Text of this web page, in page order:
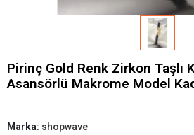
Pirinç Gold Renk Zirkon Taşlı
Asansörlü Makrome Model
Marka: shopwave